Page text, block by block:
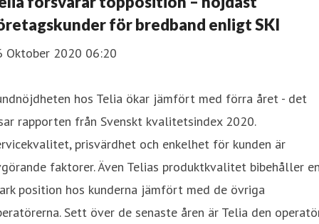
för bredband enligt SKI
Oktober 2020 06:20
hos Telia ökar jämfört med förra året - det
rapporten från Svenskt kvalitetsindex 2020.
prisvärdhet och enkelhet för kunden är
faktorer. Även Telias produktkvalitet bibehåller
position hos kunderna jämfört med de övriga
Sett över de senaste åren är Telia den